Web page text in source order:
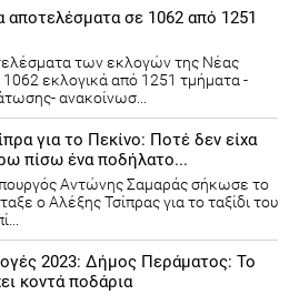
αποτελέσματα σε 1062 από 1251
των εκλογών της Νέας
εκλογικά από 1251 τμήματα -
ανακοίνωσ...
για το Πεκίνο: Ποτέ δεν είχα
πίσω ένα ποδήλατο...
Αντώνης Σαμαράς σήκωσε το
ο Αλέξης Τσίπρας για το ταξίδι του
2023: Δήμος Περάματος: Το
κοντά ποδάρια